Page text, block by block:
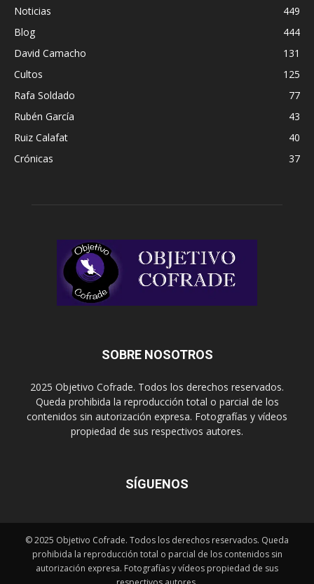
Noticias
449
Blog
444
David Camacho
131
Cultos
125
Rafa Soldado
77
Rubén García
43
Ruiz Calafat
40
Crónicas
37
SOBRE NOSOTROS
2025 Objetivo Cofrade. Todos los derechos reservados.
Queda prohibida la reproducción total o parcial de los
contenidos sin autorización expresa. Fotografías y vídeos
propiedad de sus respectivos autores.
SÍGUENOS
© 2025 Objetivo Cofrade. Todos los derechos reservados. Queda
prohibida la reproducción total o parcial de los contenidos sin
autorización expresa. Fotografías y vídeos propiedad de sus